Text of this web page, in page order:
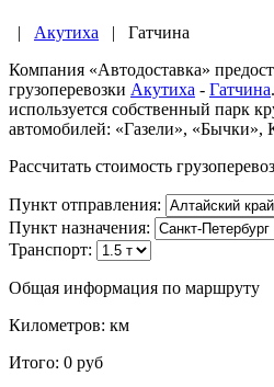
| Акутиха | Гатчина
Компания «Автодоставка»
грузоперевозки Акутиха - Гатчина
используется собственный парк
автомобилей: «Газели»,
Рассчитать стоимость
Пункт отправления:
Пункт назначения:
Транспорт:
Общая информация по маршруту
Километров: км
Итого: 0 руб